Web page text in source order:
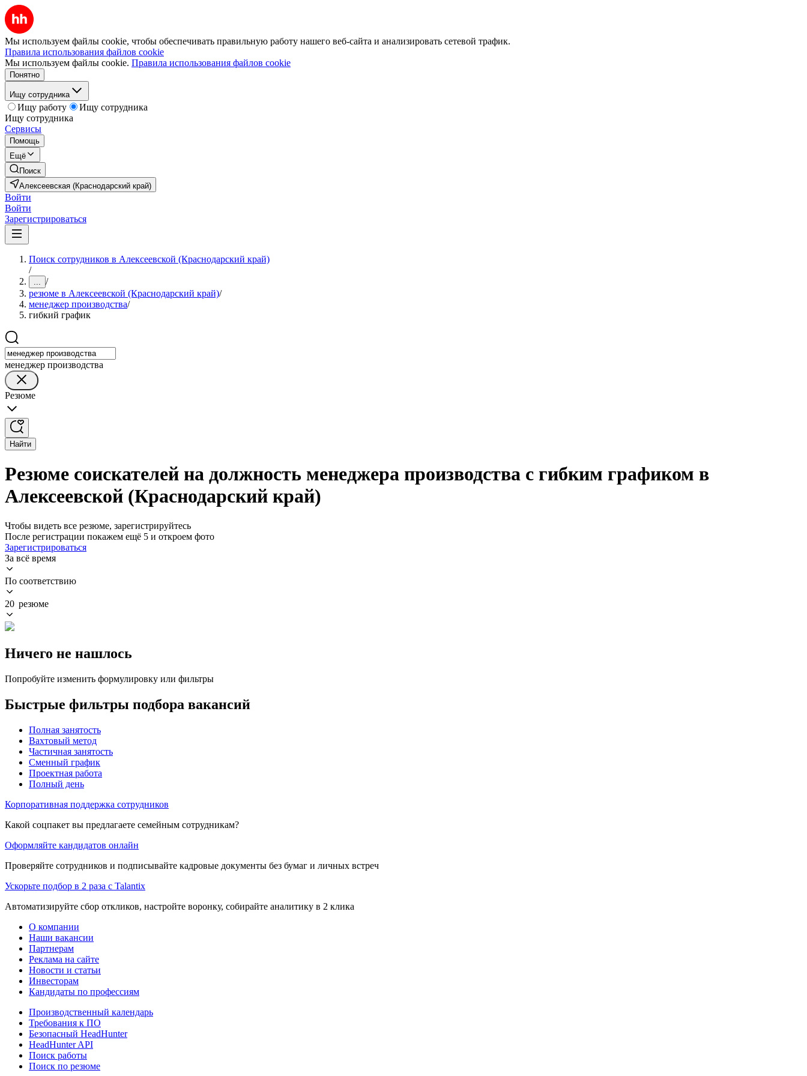
Мы используем файлы cookie, чтобы обеспечивать правильную работу нашего веб-сайта и анализировать сетевой трафик.
Правила использования файлов cookie
Мы используем файлы cookie. Правила использования файлов cookie
Понятно
Ищу сотрудника
Ищу работу
Ищу сотрудника
Ищу сотрудника
Сервисы
Помощь
Ещё
Поиск
Алексеевская (Краснодарский край)
Войти
Войти
Зарегистрироваться
Поиск сотрудников в Алексеевской (Краснодарский край)
/
... /
резюме в Алексеевской (Краснодарский край)/
менеджер производства/
гибкий график
менеджер производства
Резюме
Найти
Резюме соискателей на должность менеджера производства с гибким графиком в
Алексеевской (Краснодарский край)
Чтобы видеть все резюме, зарегистрируйтесь
После регистрации покажем ещё 5 и откроем фото
Зарегистрироваться
За всё время
По соответствию
20 резюме
Ничего не нашлось
Попробуйте изменить формулировку или фильтры
Быстрые фильтры подбора вакансий
Полная занятость
Вахтовый метод
Частичная занятость
Сменный график
Проектная работа
Полный день
Корпоративная поддержка сотрудников
Какой соцпакет вы предлагаете семейным сотрудникам?
Оформляйте кандидатов онлайн
Проверяйте сотрудников и подписывайте кадровые документы без бумаг и личных встреч
Ускорьте подбор в 2 раза с Talantix
Автоматизируйте сбор откликов, настройте воронку, собирайте аналитику в 2 клика
О компании
Наши вакансии
Партнерам
Реклама на сайте
Новости и статьи
Инвесторам
Кандидаты по профессиям
Производственный календарь
Требования к ПО
Безопасный HeadHunter
HeadHunter API
Поиск работы
Поиск по резюме